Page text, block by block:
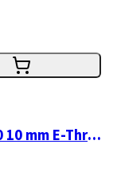
Shimano Axe creux SAINT SM-AX80 10 mm E-Thru 168 mm